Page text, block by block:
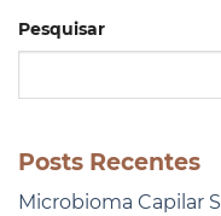
Pesquisar
Posts Recentes
Microbioma Capilar